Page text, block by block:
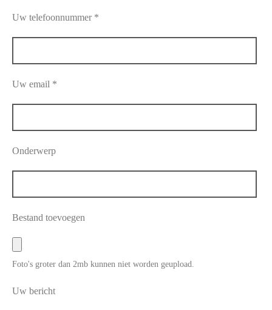
Uw telefoonnummer *
Uw email *
Onderwerp
Bestand toevoegen
Foto's groter dan 2mb kunnen niet worden geupload.
Uw bericht